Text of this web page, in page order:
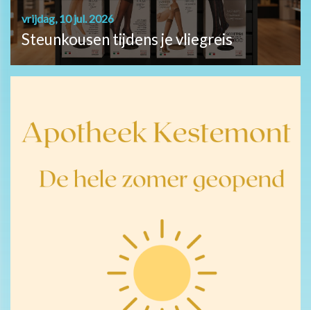
vrijdag, 10 jul. 2026
Steunkousen tijdens je vliegreis